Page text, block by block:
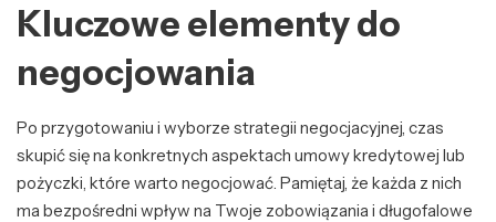
Kluczowe elementy do
negocjowania
Po przygotowaniu i wyborze strategii negocjacyjnej, czas
skupić się na konkretnych aspektach umowy kredytowej lub
pożyczki, które warto negocjować. Pamiętaj, że każda z nich
ma bezpośredni wpływ na Twoje zobowiązania i długofalowe